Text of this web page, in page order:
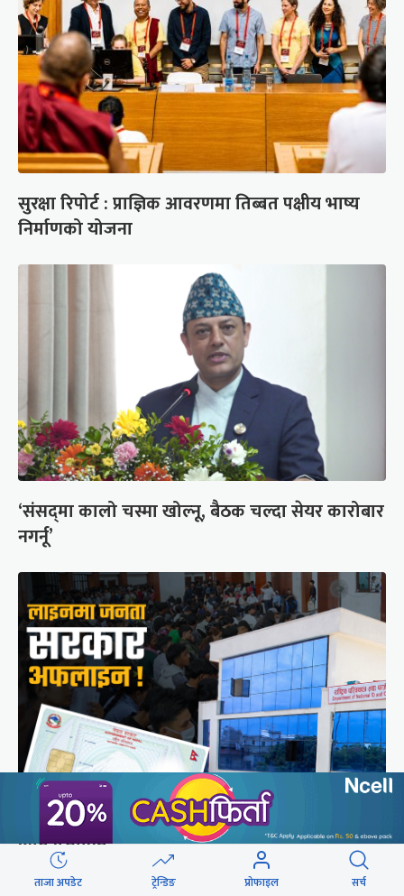
सुरक्षा रिपोर्ट : प्राज्ञिक आवरणमा तिब्बत पक्षीय भाष्य
निर्माणको योजना
‘संसद्‍मा कालो चस्मा खोल्नू, बैठक चल्दा सेयर कारोबार
नगर्नू’
राष्ट्रिय परिचयपत्रको ‘सर्भर’ समस्याले १६ निकायका
काम प्रभावित
ताजा अपडेट ट्रेन्डिङ प्रोफाइल सर्च